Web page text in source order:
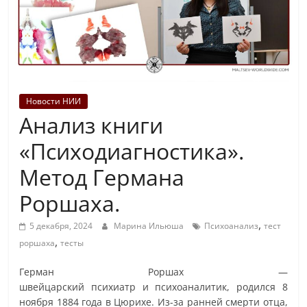
Новости НИИ
Анализ книги
«Психодиагностика».
Метод Германа
Роршаха.
5 декабря, 2024 Марина Ильюша Психоанализ,тест
роршаха,тесты
Герман Роршах —
швейцарский психиатр и психоаналитик, родился 8
ноября 1884 года в Цюрихе. Из-за ранней смерти отца,